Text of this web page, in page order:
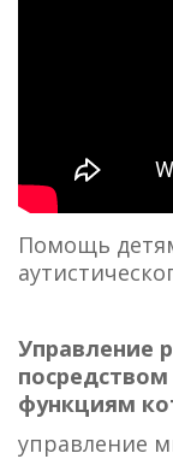
Помощь
Управление
функциям
управление